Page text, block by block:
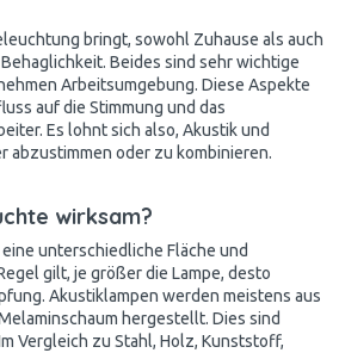
bringt, sowohl Zuhause als auch
Beides sind sehr wichtige
Arbeitsumgebung. Diese Aspekte
auf die Stimmung und das
Es lohnt sich also, Akustik und
abzustimmen oder zu kombinieren.
wirksam?
unterschiedliche Fläche und
gilt, je größer die Lampe, desto
Akustiklampen werden meistens aus
hergestellt. Dies sind
Vergleich zu Stahl, Holz, Kunststoff,